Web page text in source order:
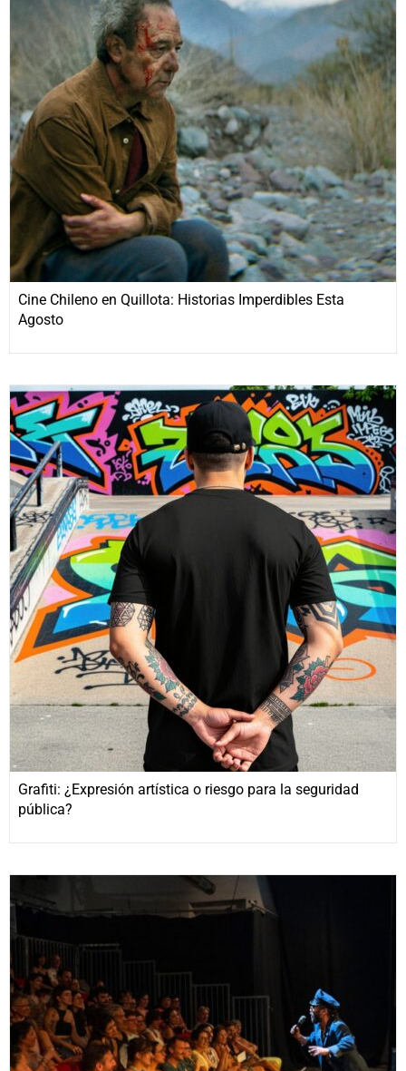
Cine Chileno en Quillota: Historias Imperdibles Esta
Agosto
Grafiti: ¿Expresión artística o riesgo para la seguridad
pública?